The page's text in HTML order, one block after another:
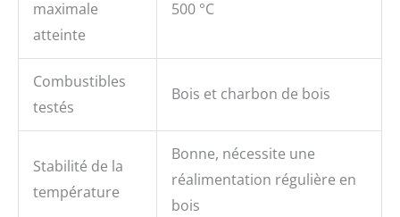
maximale
atteinte
500 °C
Combustibles
testés
Bois et charbon de bois
Stabilité de la
température
Bonne, nécessite une
réalimentation régulière en
bois